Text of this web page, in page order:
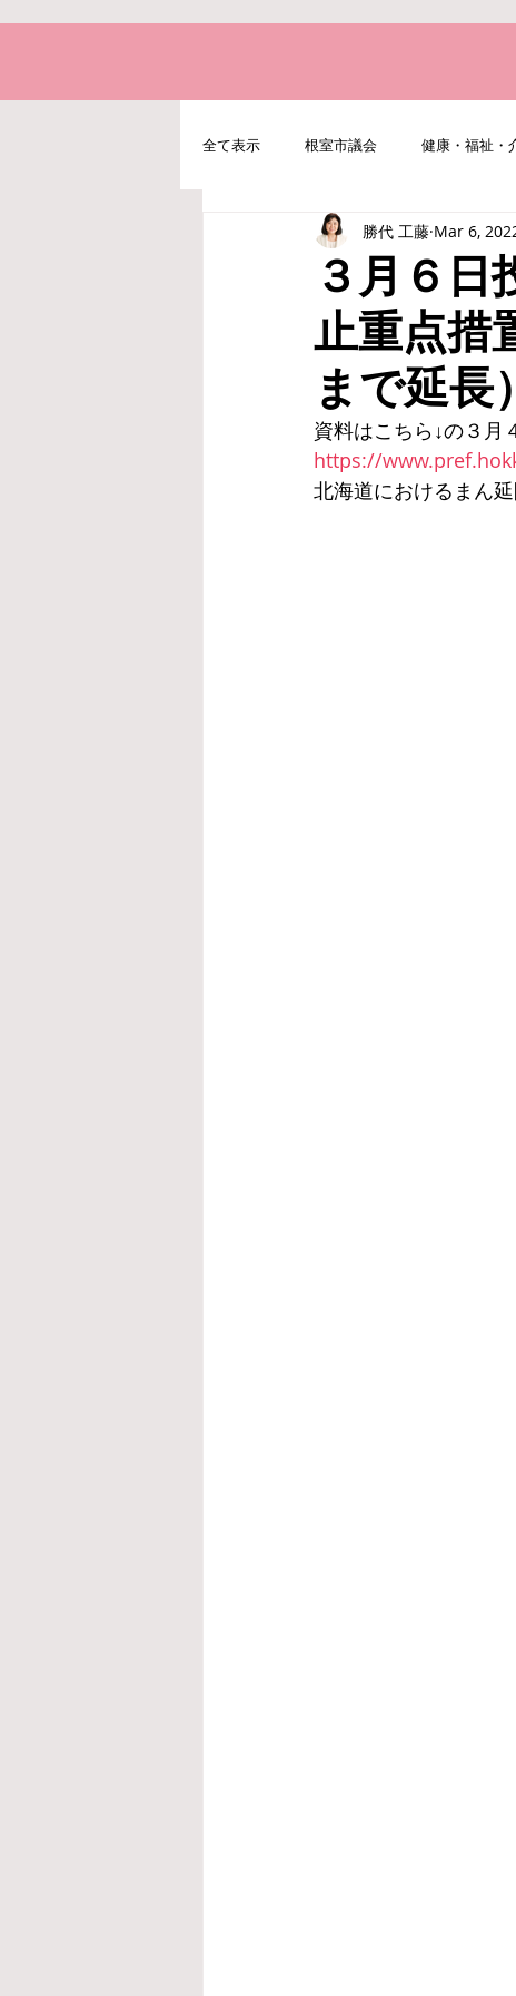
全て表示 根室市議会 健康・福祉・
地域経済・水産・農業 北方領土
３月６日
止重点措
まで延長）
勝代 工藤 Mar 6,
資料はこちら↓の３月
https://
北海道におけるまん